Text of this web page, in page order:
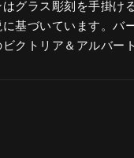
グラス彫刻を手掛け
基づいています。バ
クトリア＆アルバー